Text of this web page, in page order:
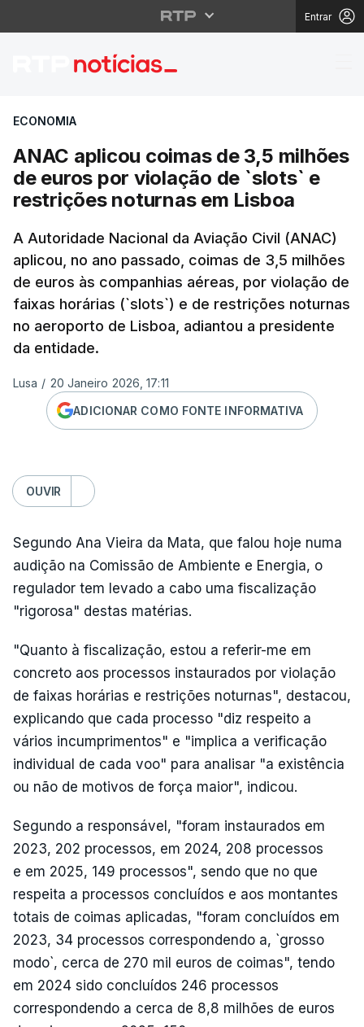
Entrar
ANAC aplicou
ECONOMIA
ANAC aplicou coimas de 3,5 milhões
de euros por violação de `slots` e
restrições noturnas em Lisboa
A Autoridade Nacional da Aviação Civil (ANAC)
aplicou, no ano passado, coimas de 3,5 milhões
de euros às companhias aéreas, por violação de
faixas horárias (`slots`) e de restrições noturnas
no aeroporto de Lisboa, adiantou a presidente
da entidade.
Lusa / 20 Janeiro 2026, 17:11
ADICIONAR COMO FONTE INFORMATIVA
OUVIR
Segundo Ana Vieira da Mata, que falou hoje numa
audição na Comissão de Ambiente e Energia, o
regulador tem levado a cabo uma fiscalização
"rigorosa" destas matérias.
"Quanto à fiscalização, estou a referir-me em
concreto aos processos instaurados por violação
de faixas horárias e restrições noturnas", destacou,
explicando que cada processo "diz respeito a
vários incumprimentos" e "implica a verificação
individual de cada voo" para analisar "a existência
ou não de motivos de força maior", indicou.
Segundo a responsável, "foram instaurados em
2023, 202 processos, em 2024, 208 processos
e em 2025, 149 processos", sendo que no que
respeita a processos concluídos e aos montantes
totais de coimas aplicadas, "foram concluídos em
2023, 34 processos correspondendo a, `grosso
modo`, cerca de 270 mil euros de coimas", tendo
em 2024 sido concluídos 246 processos
correspondendo a cerca de 8,8 milhões de euros